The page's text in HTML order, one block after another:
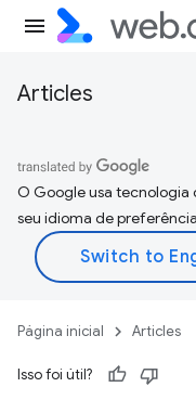
Articles
O Google usa tecnologia
seu idioma de
Página inicial Articles
Isso foi útil?